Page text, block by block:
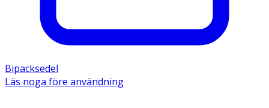
Bipacksedel
Läs noga före användning